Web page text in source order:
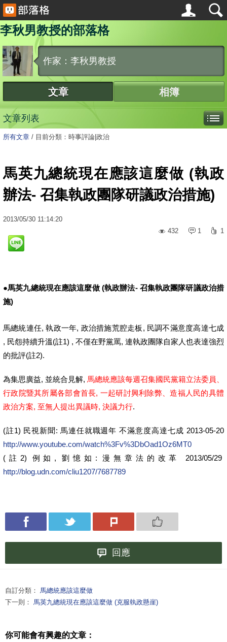
李秋男教授的部落格
作家：李秋男教授
文章 相簿
文章列表
所有文章 / 目前分類：時事評論|政治
馬英九總統現在應該這麼做 (執政
辦法- 召集執政團隊研議政治措施)
2013/05/30 11:14:20
432
1 1
●馬英九總統現在應該這麼做 (執政辦法- 召集執政團隊研議政治措
施)
馬總統連任, 執政一年, 政治措施荒腔走板, 民調不滿意度高達七成
, 民怨持續升溫(註1) , 不僅在野黨罵, 連執政團隊自家人也表達強烈
的批評(註2).
為集思廣益, 並統合見解, 馬總統應該每週召集國民黨籍立法委員、
行政院暨其所屬各部會首長, 一起研討興利除弊、造福人民的具體
政治方案, 至無人提出異議時, 決議力行.
(註1) 民視新聞: 馬連任就職週年 不滿意度高達七成 2013-05-20
http://www.youtube.com/watch%3Fv%3DbOad1Oz6MT0
(註2) 例如, 劉憶如: 漫無章法的改革 2013/05/29
http://blog.udn.com/cliu1207/7687789
回應
自訂分類： 馬總統應該這麼做
下一則： 馬英九總統現在應該這麼做 (克服執政懸崖)
你可能會有興趣的文章：